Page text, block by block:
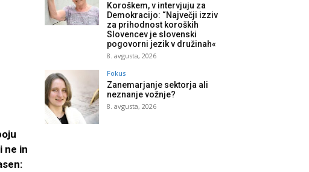
ne in
Koroškem, v intervjuju za
Demokracijo: “Največji izziv
za prihodnost koroških
Slovencev je slovenski
pogovorni jezik v družinah«
8. avgusta, 2026
Fokus
Zanemarjanje sektorja ali
neznanje vožnje?
8. avgusta, 2026